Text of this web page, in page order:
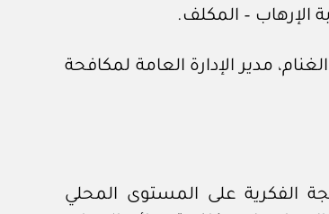
الإرهاب – المكلف.
مدير الإدارة العامة لمكافحة
الفكرية على المستوى المحلي